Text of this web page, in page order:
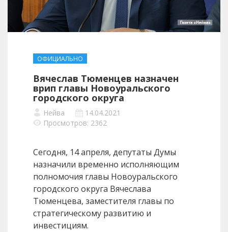
ОФИЦИАЛЬНО
Вячеслав Тюменцев назначен
врип главы Новоуральского
городского округа
Нейва
14.04.2021
Просмотров: 2362
Сегодня, 14 апреля, депутаты Думы
назначили временно исполняющим
полномочия главы Новоуральского
городского округа Вячеслава
Тюменцева, заместителя главы по
стратегическому развитию и
инвестициям.